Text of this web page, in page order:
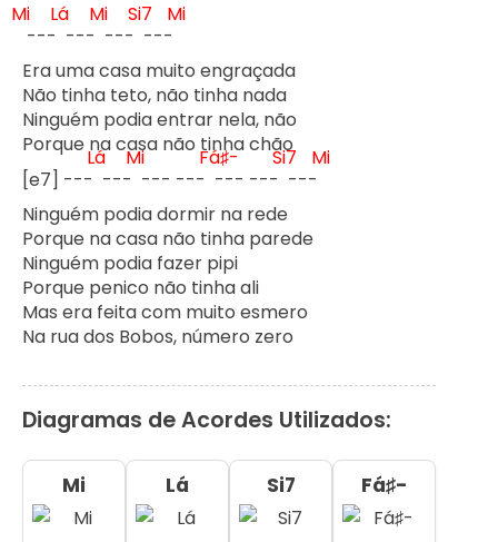
Mi
---
Lá
---
Mi
---
Si7
---
Mi
Era uma casa muito engraçada
Não tinha teto, não tinha nada
Ninguém podia entrar nela, não
Porque na casa não tinha chão
[e7] ---
Lá
---
Mi
--- ---
Fá♯-
--- ---
Si7
---
Mi
Ninguém podia dormir na rede
Porque na casa não tinha parede
Ninguém podia fazer pipi
Porque penico não tinha ali
Mas era feita com muito esmero
Na rua dos Bobos, número zero
Diagramas de Acordes Utilizados:
Mi Lá Si7 Fá♯-